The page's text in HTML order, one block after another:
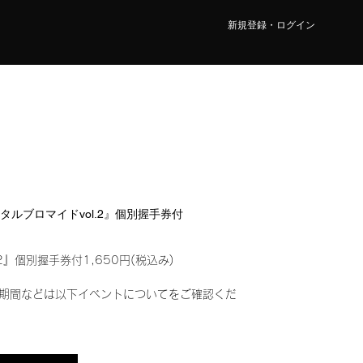
新規登録・ログイン
ルブロマイドvol.2』個別握手券付
』個別握手券付1,650円(税込み)
間などは以下イベントについてをご確認くだ